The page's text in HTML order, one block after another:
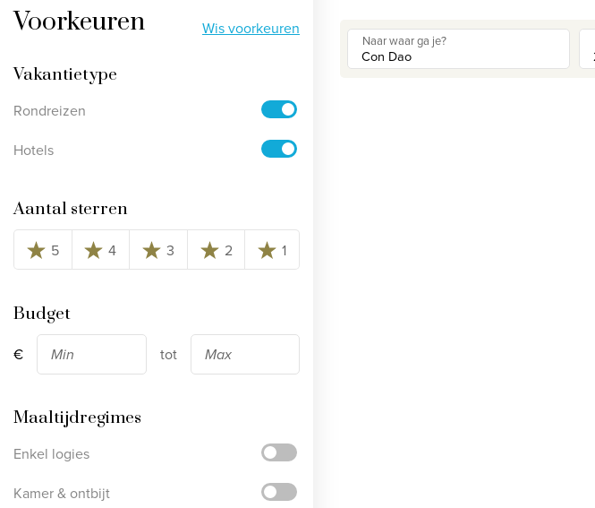
Bekijk alle rondreizen
Ontdek onze thema's
Huwelijksreis
Adults only
Bekijk alle thema's
Voorkeuren Wis voorkeuren
Vakantietype
Rondreizen
Hotels
Aantal sterren
5 4 3 2 1
Budget
€ tot
Maaltijdregimes
Enkel logies
Kamer & ontbijt
Naar waar ga je?